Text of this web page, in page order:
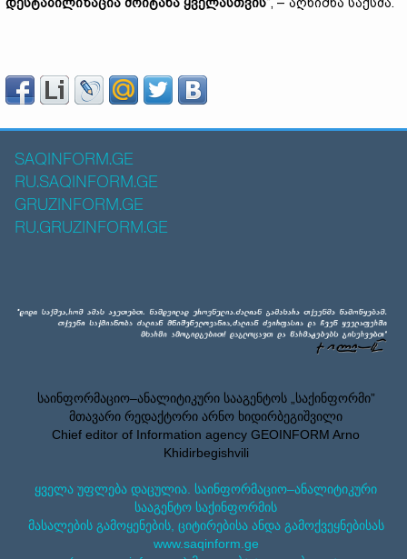
SAQINFORM.GE
RU.SAQINFORM.GE
GRUZINFORM.GE
RU.GRUZINFORM.GE
საინფორმაციო–ანალიტიკური სააგენტოს „საქინფორმი”
მთავარი რედაქტორი არნო ხიდირბეგიშვილი
Chief editor of Information agency GEOINFORM Arno
Khidirbegishvili
ყველა უფლება დაცულია. საინფორმაციო–ანალიტიკური
სააგენტო საქინფორმის
მასალების გამოყენების, ციტირებისა ანდა გამოქვეყნებისას
www.saqinform.ge